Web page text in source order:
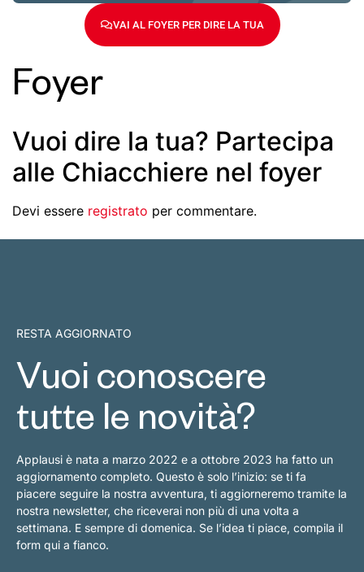
VAI AL FOYER PER DIRE LA TUA
Foyer
Vuoi dire la tua? Partecipa
alle Chiacchiere nel foyer
Devi essere registrato per commentare.
RESTA AGGIORNATO
Vuoi conoscere
tutte le novità?
Applausi è nata a marzo 2022 e a ottobre 2023 ha fatto un
aggiornamento completo. Questo è solo l’inizio: se ti fa
piacere seguire la nostra avventura, ti aggiorneremo tramite la
nostra newsletter, che riceverai non più di una volta a
settimana. E sempre di domenica. Se l’idea ti piace, compila il
form qui a fianco.